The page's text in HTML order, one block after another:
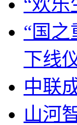
“国
下线
中联
山河